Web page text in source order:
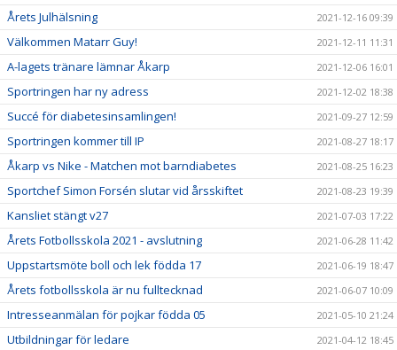
Årets Julhälsning 2021-12-16 09:39
Välkommen Matarr Guy! 2021-12-11 11:31
A-lagets tränare lämnar Åkarp 2021-12-06 16:01
Sportringen har ny adress 2021-12-02 18:38
Succé för diabetesinsamlingen! 2021-09-27 12:59
Sportringen kommer till IP 2021-08-27 18:17
Åkarp vs Nike - Matchen mot barndiabetes 2021-08-25 16:23
Sportchef Simon Forsén slutar vid årsskiftet 2021-08-23 19:39
Kansliet stängt v27 2021-07-03 17:22
Årets Fotbollsskola 2021 - avslutning 2021-06-28 11:42
Uppstartsmöte boll och lek födda 17 2021-06-19 18:47
Årets fotbollsskola är nu fulltecknad 2021-06-07 10:09
Intresseanmälan för pojkar födda 05 2021-05-10 21:24
Utbildningar för ledare 2021-04-12 18:45